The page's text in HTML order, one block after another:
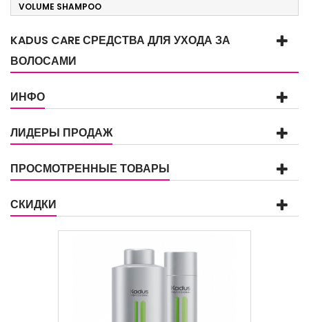
VOLUME SHAMPOO
KADUS CARE СРЕДСТВА ДЛЯ УХОДА ЗА
ВОЛОСАМИ
ИНФО
ЛИДЕРЫ ПРОДАЖ
ПРОСМОТРЕННЫЕ ТОВАРЫ
СКИДКИ